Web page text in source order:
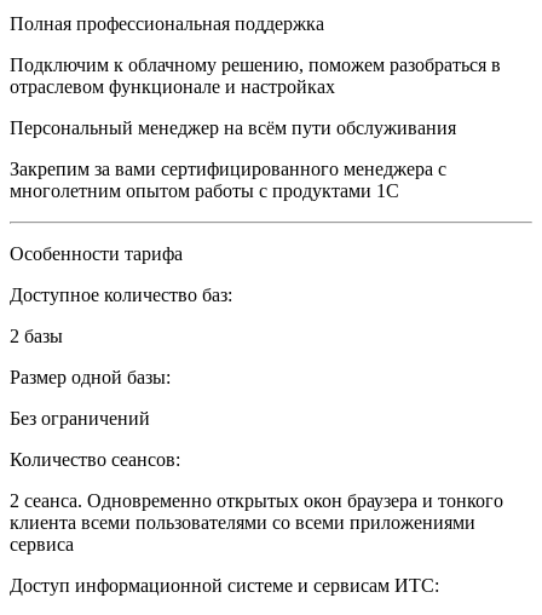
Полная профессиональная поддержка
Подключим к облачному решению, поможем разобраться в
отраслевом функционале и настройках
Персональный менеджер на всём пути обслуживания
Закрепим за вами сертифицированного менеджера с
многолетним опытом работы с продуктами 1С
Особенности тарифа
Доступное количество баз:
2 базы
Размер одной базы:
Без ограничений
Количество сеансов:
2 сеанса. Одновременно открытых окон браузера и тонкого
клиента всеми пользователями со всеми приложениями
сервиса
Доступ информационной системе и сервисам ИТС: